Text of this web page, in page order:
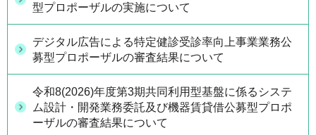
型プロポーザルの実施について
デジタル広告による特定健診受診率向上事業業務公
募型プロポーザルの審査結果について
令和8(2026)年度第3期共同利用型基盤に係るシステ
ム設計・開発業務委託及び機器賃貸借公募型プロポ
ーザルの審査結果について